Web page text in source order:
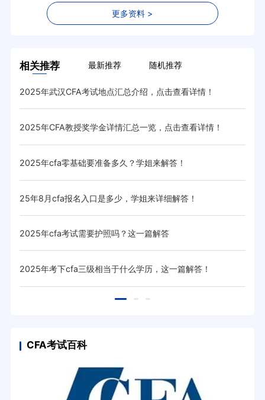
更多资料 >
相关推荐 最新推荐 随机推荐
2025年武汉CFA考试地点汇总介绍，点击查看详情！
2025年CFA教授奖学金详情汇总一览，点击查看详情！
2025年cfa零基础要准备多久？学姐来解答！
25年8月cfa报名入口是多少，学姐来详细解答！
2025年cfa考试需要护照吗？这一篇解答
2025年考下cfa三级相当于什么学历，这一篇解答！
CFA考试百科